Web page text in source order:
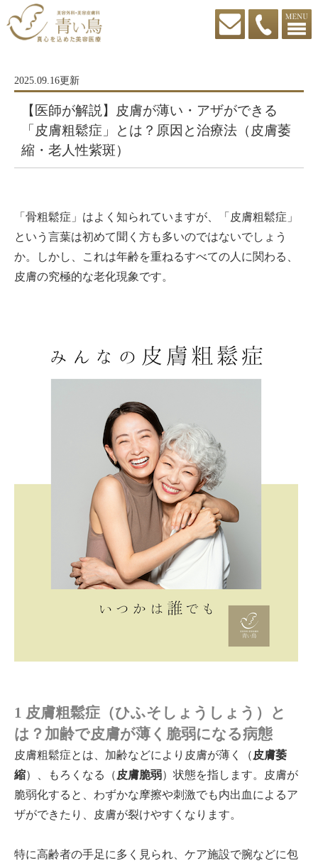
2025.09.16更新
【医師が解説】皮膚が薄い・アザができる
「皮膚粗鬆症」とは？原因と治療法（皮膚萎
縮・老人性紫斑）
「骨粗鬆症」はよく知られていますが、「皮膚粗鬆症」
という言葉は初めて聞く方も多いのではないでしょう
か。しかし、これは年齢を重ねるすべての人に関わる、
皮膚の究極的な老化現象です。
1 皮膚粗鬆症（ひふそしょうしょう）と
は？加齢で皮膚が薄く脆弱になる病態
皮膚粗鬆症とは、加齢などにより皮膚が薄く（ 皮膚萎
縮）、もろくなる（ 皮膚脆弱）状態を指します。皮膚が
脆弱化すると、わずかな摩擦や刺激でも内出血によるア
ザができたり、皮膚が裂けやすくなります。
特に高齢者の手足に多く見られ、ケア施設で腕などに包